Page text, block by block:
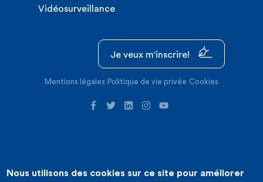
Vidéosurveillance
Je veux m'inscrire!
Mentions légales Politique de vie privée Cookies
©2026 ICHEC |Création de site internet : Expansion
Nous utilisons des cookies sur ce site pour améliorer